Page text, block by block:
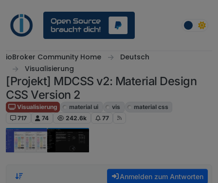
ioBroker Community Home
Deutsch
Visualisierung
[Projekt] MDCSS v2: Material Design
CSS Version 2
Visualisierung material ui vis
material css
717
74 242.6k 77
Anmelden zum Antworten